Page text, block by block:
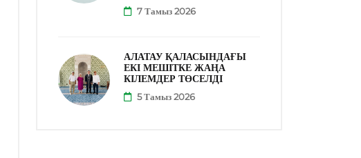
7 Тамыз 2026
АЛАТАУ ҚАЛАСЫНДАҒЫ
ЕКІ МЕШІТКЕ ЖАҢА
КІЛЕМДЕР ТӨСЕЛДІ
5 Тамыз 2026